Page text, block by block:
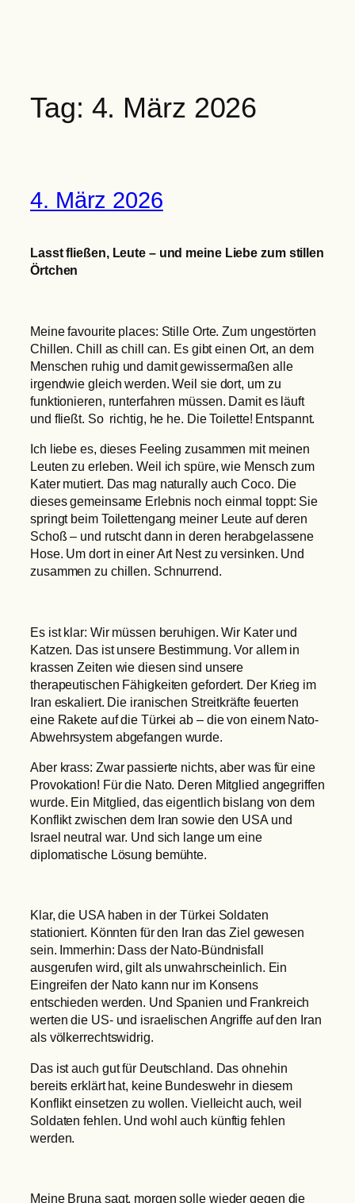
Tag: 4. März 2026
4. März 2026
Lasst fließen, Leute – und meine Liebe zum stillen
Örtchen
Meine favourite places: Stille Orte. Zum ungestörten
Chillen. Chill as chill can. Es gibt einen Ort, an dem
Menschen ruhig und damit gewissermaßen alle
irgendwie gleich werden. Weil sie dort, um zu
funktionieren, runterfahren müssen. Damit es läuft
und fließt. So richtig, he he. Die Toilette! Entspannt.
Ich liebe es, dieses Feeling zusammen mit meinen
Leuten zu erleben. Weil ich spüre, wie Mensch zum
Kater mutiert. Das mag naturally auch Coco. Die
dieses gemeinsame Erlebnis noch einmal toppt: Sie
springt beim Toilettengang meiner Leute auf deren
Schoß – und rutscht dann in deren herabgelassene
Hose. Um dort in einer Art Nest zu versinken. Und
zusammen zu chillen. Schnurrend.
Es ist klar: Wir müssen beruhigen. Wir Kater und
Katzen. Das ist unsere Bestimmung. Vor allem in
krassen Zeiten wie diesen sind unsere
therapeutischen Fähigkeiten gefordert. Der Krieg im
Iran eskaliert. Die iranischen Streitkräfte feuerten
eine Rakete auf die Türkei ab – die von einem Nato-
Abwehrsystem abgefangen wurde.
Aber krass: Zwar passierte nichts, aber was für eine
Provokation! Für die Nato. Deren Mitglied angegriffen
wurde. Ein Mitglied, das eigentlich bislang von dem
Konflikt zwischen dem Iran sowie den USA und
Israel neutral war. Und sich lange um eine
diplomatische Lösung bemühte.
Klar, die USA haben in der Türkei Soldaten
stationiert. Könnten für den Iran das Ziel gewesen
sein. Immerhin: Dass der Nato-Bündnisfall
ausgerufen wird, gilt als unwahrscheinlich. Ein
Eingreifen der Nato kann nur im Konsens
entschieden werden. Und Spanien und Frankreich
werten die US- und israelischen Angriffe auf den Iran
als völkerrechtswidrig.
Das ist auch gut für Deutschland. Das ohnehin
bereits erklärt hat, keine Bundeswehr in diesem
Konflikt einsetzen zu wollen. Vielleicht auch, weil
Soldaten fehlen. Und wohl auch künftig fehlen
werden.
Meine Bruna sagt, morgen solle wieder gegen die